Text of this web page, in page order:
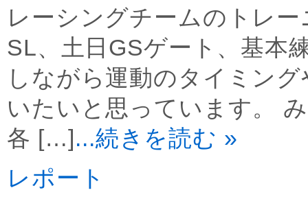
レーシングチームのトレ
SL、土日GSゲート、基本
しながら運動のタイミン
いたいと思っています。
各 […]...続きを読む »
レポート